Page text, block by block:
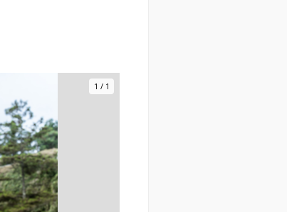
1 / 1